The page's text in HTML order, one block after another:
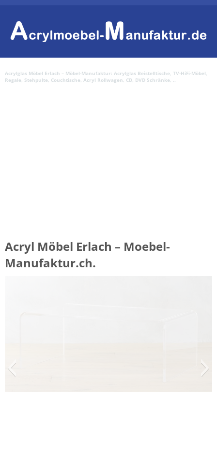
Acrylglas Möbel Erlach – Möbel-Manufaktur: Acrylglas Beistelltische, TV-HiFi-Möbel,
Regale, Stehpulte, Couchtische, Acryl Rollwagen, CD, DVD Schränke, ..
Acryl Möbel Erlach – Moebel-
Manufaktur.ch.